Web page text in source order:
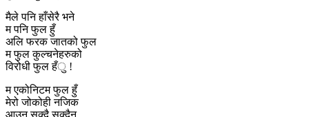
मैले पनि हाँसेरै भने
म पनि फुल हुँ
अलि फरक जातको फुल
म फुल कुल्चनेहरुको
विरोधी फुल हँु !
म एकोनिटम फुल हुँ
मेरो जोकोही नजिक
आउन सक्दै सक्दैन